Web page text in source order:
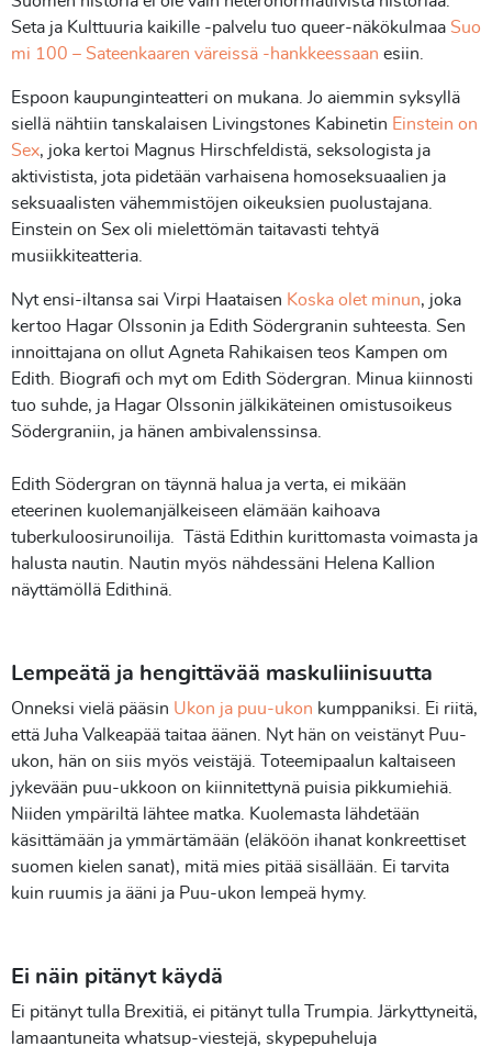
Seta ja Kulttuuria kaikille -palvelu tuo queer-näkökulmaa Suo
mi 100 – Sateenkaaren väreissä -hankkeessaan esiin.
Espoon kaupunginteatteri on mukana. Jo aiemmin syksyllä
siellä nähtiin tanskalaisen Livingstones Kabinetin Einstein on
Sex, joka kertoi Magnus Hirschfeldistä, seksologista ja
aktivistista, jota pidetään varhaisena homoseksuaalien ja
seksuaalisten vähemmistöjen oikeuksien puolustajana.
Einstein on Sex oli mielettömän taitavasti tehtyä
musiikkiteatteria.
Nyt ensi-iltansa sai Virpi Haataisen Koska olet minun, joka
kertoo Hagar Olssonin ja Edith Södergranin suhteesta. Sen
innoittajana on ollut Agneta Rahikaisen teos Kampen om
Edith. Biografi och myt om Edith Södergran. Minua kiinnosti
tuo suhde, ja Hagar Olssonin jälkikäteinen omistusoikeus
Södergraniin, ja hänen ambivalenssinsa.
Edith Södergran on täynnä halua ja verta, ei mikään
eteerinen kuolemanjälkeiseen elämään kaihoava
tuberkuloosirunoilija. Tästä Edithin kurittomasta voimasta ja
halusta nautin. Nautin myös nähdessäni Helena Kallion
näyttämöllä Edithinä.
Lempeätä ja hengittävää maskuliinisuutta
Onneksi vielä pääsin Ukon ja puu-ukon kumppaniksi. Ei riitä,
että Juha Valkeapää taitaa äänen. Nyt hän on veistänyt Puu-
ukon, hän on siis myös veistäjä. Toteemipaalun kaltaiseen
jykevään puu-ukkoon on kiinnitettynä puisia pikkumiehiä.
Niiden ympäriltä lähtee matka. Kuolemasta lähdetään
käsittämään ja ymmärtämään (eläköön ihanat konkreettiset
suomen kielen sanat), mitä mies pitää sisällään. Ei tarvita
kuin ruumis ja ääni ja Puu-ukon lempeä hymy.
Ei näin pitänyt käydä
Ei pitänyt tulla Brexitiä, ei pitänyt tulla Trumpia. Järkyttyneitä,
lamaantuneita whatsup-viestejä, skypepuheluja